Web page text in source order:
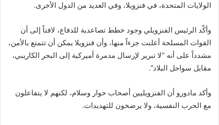
الولايات المتحدة، في فنزويلا، وفي العديد من الدول الأخرى.
وأكّد الرئيس الفنزويلي وجود خطط تصاعدية للدفاع، لافتاً إلى أن
القوات المسلحة أعلنت جزءاً منها، وأن فنزويلا يمكن أن تتمتع بالأمن،
مشدداً على أنه “لا تبرير لإرسال مدمرة أميركية إلى البحر الكاريبي،
مقابل سواحل البلاد”.
وأكد مادورو أن الفنزويليين أصحاب حوار وسلام، لكنهم لا يتفاعلون
مع الحرب النفسية، ولا يرضخون للتهديدات.